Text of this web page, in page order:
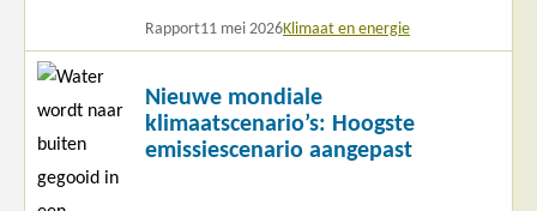
Rapport11 mei 2026Klimaat en energie
Nieuwe mondiale
klimaatscenario’s: Hoogste
emissiescenario aangepast
Lees